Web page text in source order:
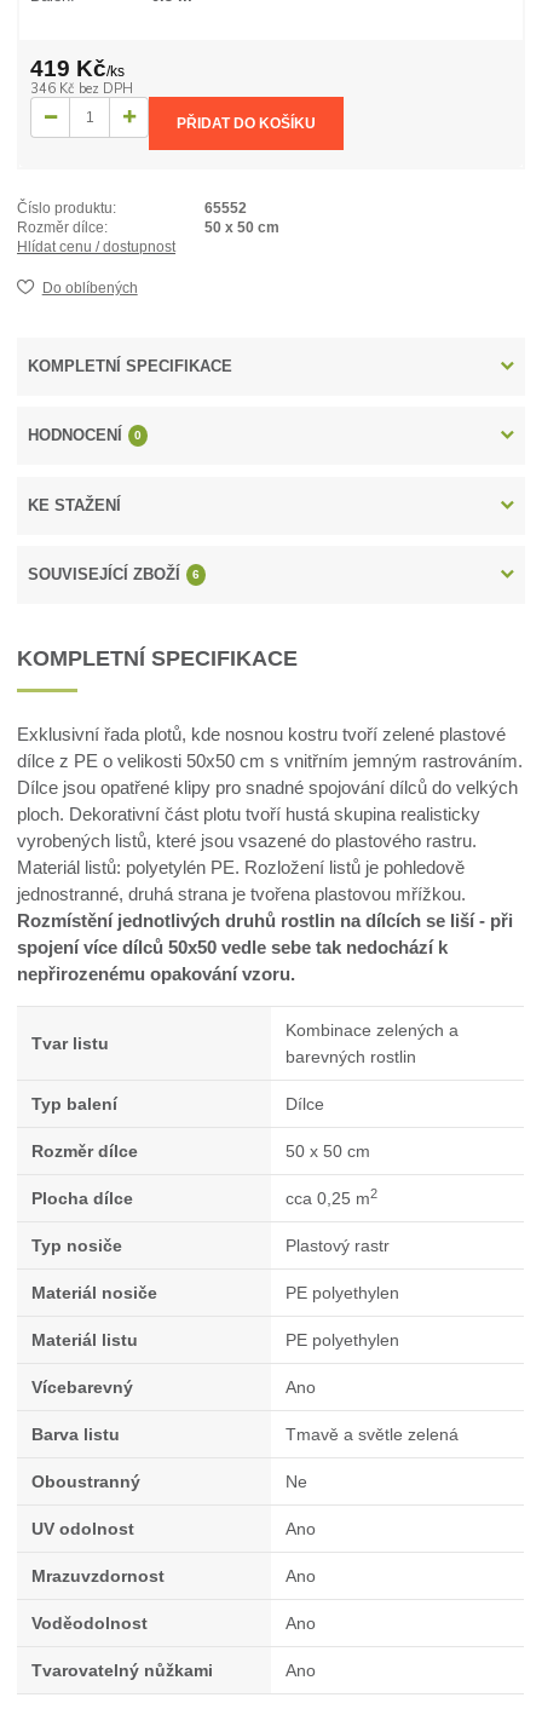
419 Kč/ks
346 Kč bez DPH
PŘIDAT DO KOŠÍKU
Číslo produktu:
65552
Rozměr dílce:
50 x 50 cm
Hlídat cenu / dostupnost
Do oblíbených
KOMPLETNÍ SPECIFIKACE
HODNOCENÍ 0
KE STAŽENÍ
SOUVISEJÍCÍ ZBOŽÍ 6
KOMPLETNÍ SPECIFIKACE
Exklusivní řada plotů, kde nosnou kostru tvoří zelené plastové
dílce z PE o velikosti 50x50 cm s vnitřním jemným rastrováním.
Dílce jsou opatřené klipy pro snadné spojování dílců do velkých
ploch. Dekorativní část plotu tvoří hustá skupina realisticky
vyrobených listů, které jsou vsazené do plastového rastru.
Materiál listů: polyetylén PE. Rozložení listů je pohledově
jednostranné, druhá strana je tvořena plastovou mřížkou.
Rozmístění jednotlivých druhů rostlin na dílcích se liší - při
spojení více dílců 50x50 vedle sebe tak nedochází k
nepřirozenému opakování vzoru.
Tvar listu
Kombinace zelených a
barevných rostlin
Typ balení Dílce
Rozměr dílce 50 x 50 cm
Plocha dílce cca 0,25 m2
Typ nosiče Plastový rastr
Materiál nosiče PE polyethylen
Materiál listu PE polyethylen
Vícebarevný Ano
Barva listu Tmavě a světle zelená
Oboustranný Ne
UV odolnost Ano
Mrazuvzdornost Ano
Voděodolnost Ano
Tvarovatelný nůžkami Ano